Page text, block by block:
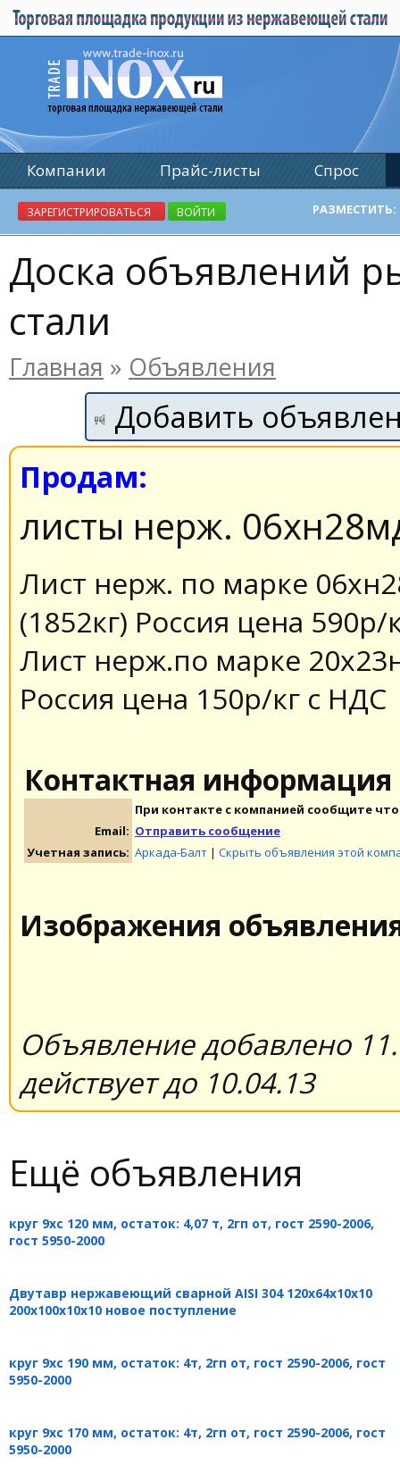
Доска объявлений
стали
Главная » Объявления
Добавить
Продам:
листы нерж.
Лист нерж. по марке
(1852кг) Россия цена 590р/
Лист нерж.по марке
Россия цена 150р/кг с НДС
Контактная информация
При контакте с компанией сообщите
Email: Отправить сообщение
Учетная запись: Аркада-Балт | Скрыть объявления этой
Изображения
Объявление добавлено
действует до 10.04.13
Ещё объявления
круг 9хс 120 мм, остаток: 4,07 т, 2гп от, гост 2590-2006,
гост 5950-2000
Двутавр нержавеющий сварной AISI 304 120х64х10х10
200х100х10х10 новое поступление
круг 9хс 190 мм, остаток: 4т, 2гп от, гост 2590-2006, гост
5950-2000
круг 9хс 170 мм, остаток: 4т, 2гп от, гост 2590-2006, гост
5950-2000
Компании Прайс-листы
Спрос
Реклама
ЗАРЕГИСТРИРОВАТЬСЯ ВОЙТИ РАЗМЕСТИТЬ: